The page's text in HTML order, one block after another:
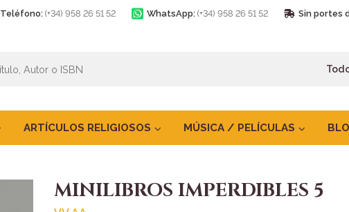
Teléfono: (+34) 958 26 51 52 WhatsApp: (+34) 958 26 51 52 Sin portes
ARTÍCULOS RELIGIOSOS MÚSICA / PELÍCULAS
MINILIBROS IMPERDIBLES 5